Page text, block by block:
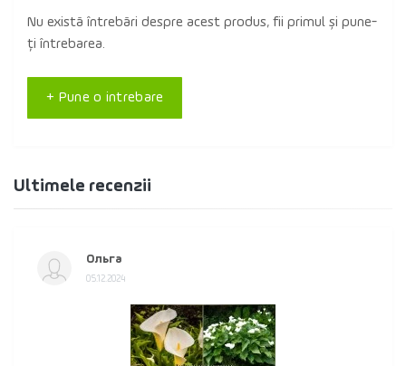
Nu există întrebări despre acest produs, fii primul și pune-
ți întrebarea.
+ Pune o intrebare
Ultimele recenzii
Ольга
05.12.2024